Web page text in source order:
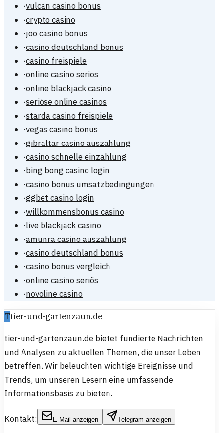
·vulcan casino bonus
·crypto casino
·joo casino bonus
·casino deutschland bonus
·casino freispiele
·online casino seriös
·online blackjack casino
·seriöse online casinos
·starda casino freispiele
·vegas casino bonus
·gibraltar casino auszahlung
·casino schnelle einzahlung
·bing bong casino login
·casino bonus umsatzbedingungen
·ggbet casino login
·willkommensbonus casino
·live blackjack casino
·amunra casino auszahlung
·casino deutschland bonus
·casino bonus vergleich
·online casino seriös
·novoline casino
Ttier-und-gartenzaun.de
tier-und-gartenzaun.de bietet fundierte Nachrichten
und Analysen zu aktuellen Themen, die unser Leben
betreffen. Wir beleuchten wichtige Ereignisse und
Trends, um unseren Lesern eine umfassende
Informationsbasis zu bieten.
Kontakt: E-Mail anzeigen Telegram anzeigen